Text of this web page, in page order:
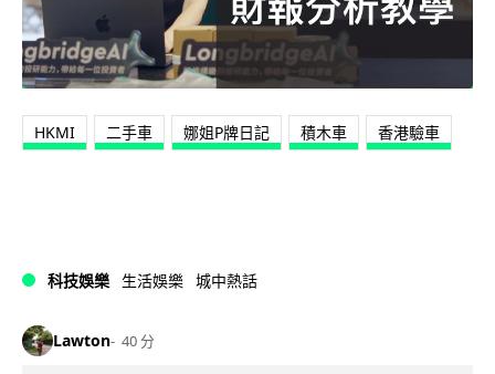
HKMI 二手車 娜姐P牌日記 積木車 香港驗車
科技娛樂 生活娛樂 城中熱話
Lawton 40 分